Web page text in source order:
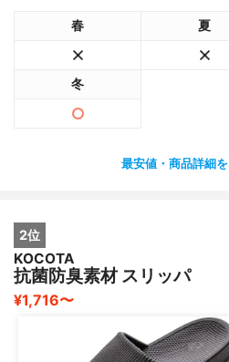
春 夏
冬
最安値・商品詳細
2位
KOCOTA
抗菌防臭素材 スリッパ
¥1,716〜